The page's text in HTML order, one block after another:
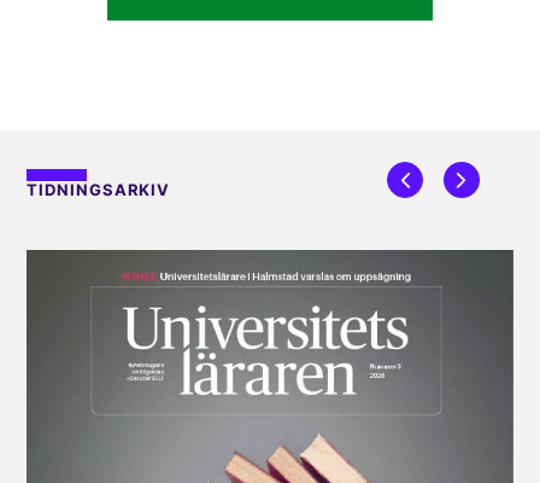
TIDNINGSARKIV